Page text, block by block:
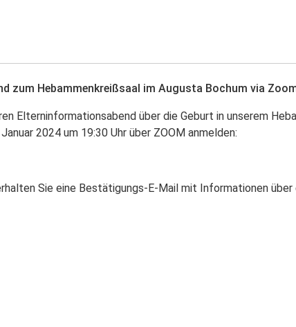
zum Hebammenkreißsaal im Augusta Bochum via
Elterninformationsabend über die Geburt in unserem
2024 um 19:30 Uhr über ZOOM anmelden:
Sie eine Bestätigungs-E-Mail mit Informationen über